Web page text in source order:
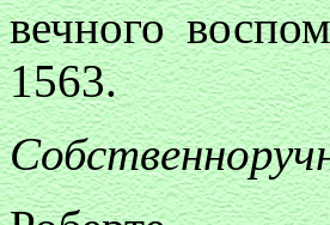
вечного
1563.